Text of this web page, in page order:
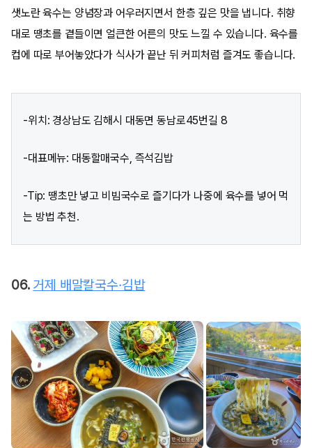
샛노란 육수는 양념장과 어우러지면서 한층 깊은 맛을 냅니다. 취향
대로 땡초를 곁들이면 얼큰한 어른의 맛도 느낄 수 있습니다. 육수를
컵에 따로 부어놓았다가 식사가 끝난 뒤 커피처럼 즐겨도 좋습니다.
-위치: 경상남도 김해시 대동면 동남로45번길 8
-대표메뉴: 대동할매국수, 즉석김밥
-Tip: 땡초만 넣고 비빔국수로 즐기다가 나중에 육수를 넣어 먹
는 방법 추천.
06. 거제 배말칼국수·김밥